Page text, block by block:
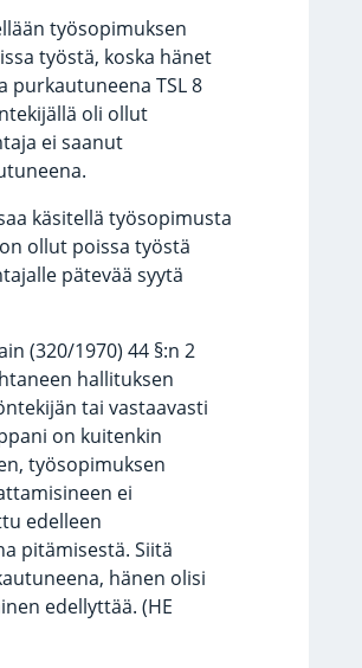
työsopimuksen
työstä, koska hänet
TSL 8
oli ollut
ei saanut
käsitellä työsopimusta
ollut poissa työstä
pätevää syytä
(320/1970) 44 §:n 2
hallituksen
tai vastaavasti
on kuitenkin
työsopimuksen
ei
edelleen
pitämisestä. Siitä
hänen olisi
edellyttää. (HE